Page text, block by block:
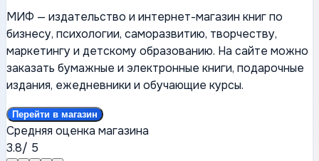
МИФ — издательство и интернет-магазин книг по
бизнесу, психологии, саморазвитию, творчеству,
маркетингу и детскому образованию. На сайте можно
заказать бумажные и электронные книги, подарочные
издания, ежедневники и обучающие курсы.
Перейти в магазин
Средняя оценка магазина
3.8/ 5